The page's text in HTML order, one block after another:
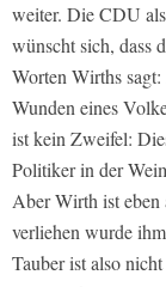
weiter. Die CDU
wünscht sich, dass
Worten Wirths
Wunden eines
ist kein Zweifel:
Politiker in der
Aber Wirth ist eben
verliehen wurde
Tauber ist also